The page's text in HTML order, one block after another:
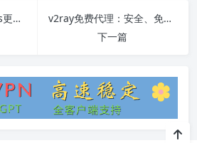
如何使用Shadowsocks更新Windows操作系统
v2ray免费代理：安全、免费的网络访问解决方案
下一篇